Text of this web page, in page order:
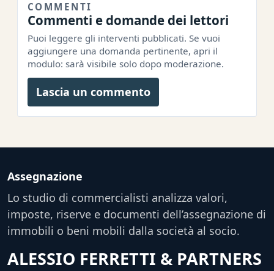
COMMENTI
Commenti e domande dei lettori
Puoi leggere gli interventi pubblicati. Se vuoi
aggiungere una domanda pertinente, apri il
modulo: sarà visibile solo dopo moderazione.
Lascia un commento
Assegnazione
Lo studio di commercialisti analizza valori,
imposte, riserve e documenti dell’assegnazione di
immobili o beni mobili dalla società al socio.
ALESSIO FERRETTI & PARTNERS